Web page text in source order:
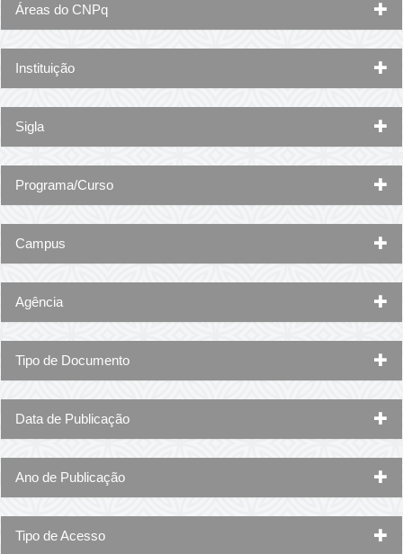
Áreas do CNPq
Instituição
Sigla
Programa/Curso
Campus
Agência
Tipo de Documento
Data de Publicação
Ano de Publicação
Tipo de Acesso